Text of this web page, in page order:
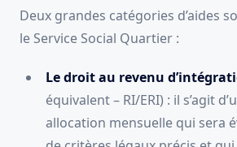
Deux grandes catégories d’aides
le Service Social Quartier :
Le droit au revenu
équivalent – RI/ERI) : il s’agit
allocation mensuelle qui sera